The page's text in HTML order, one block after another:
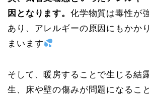
因となります。 化学物質は毒性が
あり、アレルギーの原因にもかか
まいます
そして、暖房することで生じる結
生、床や壁の傷みが問題になるこ